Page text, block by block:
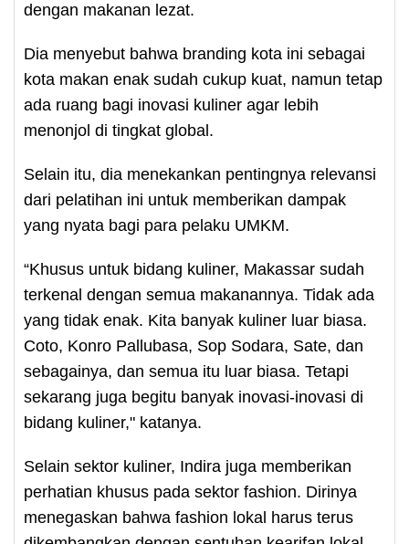
dengan makanan lezat.
Dia menyebut bahwa branding kota ini sebagai
kota makan enak sudah cukup kuat, namun tetap
ada ruang bagi inovasi kuliner agar lebih
menonjol di tingkat global.
Selain itu, dia menekankan pentingnya relevansi
dari pelatihan ini untuk memberikan dampak
yang nyata bagi para pelaku UMKM.
“Khusus untuk bidang kuliner, Makassar sudah
terkenal dengan semua makanannya. Tidak ada
yang tidak enak. Kita banyak kuliner luar biasa.
Coto, Konro Pallubasa, Sop Sodara, Sate, dan
sebagainya, dan semua itu luar biasa. Tetapi
sekarang juga begitu banyak inovasi-inovasi di
bidang kuliner," katanya.
Selain sektor kuliner, Indira juga memberikan
perhatian khusus pada sektor fashion. Dirinya
menegaskan bahwa fashion lokal harus terus